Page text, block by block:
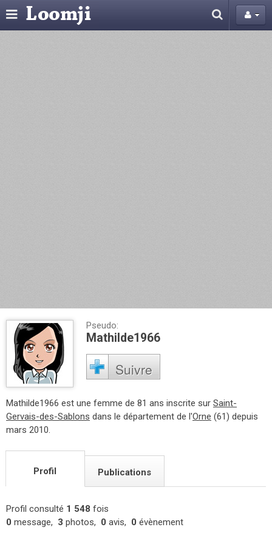
Pseudo:
Mathilde1966
Suivre
Mathilde1966 est une femme de 81 ans inscrite sur Saint-
Gervais-des-Sablons dans le département de l'Orne (61) depuis
mars 2010.
Profil Publications
Profil consulté 1 548 fois
0 message, 3 photos, 0 avis, 0 évènement